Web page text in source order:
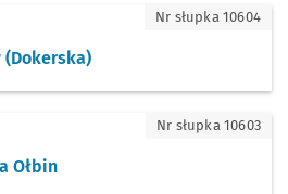
(Dokerska)
(Dokerska)
Nr słupka 10604
Ołbin
Ołbin
Nr słupka 10603